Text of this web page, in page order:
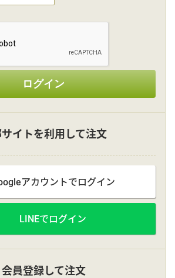
言葉辞典
めてのお客様
プライバシーポリシー
facebook
ログイン
イトを利用して注文
アカウントでログイン
LINEでログイン
会員登録して注文